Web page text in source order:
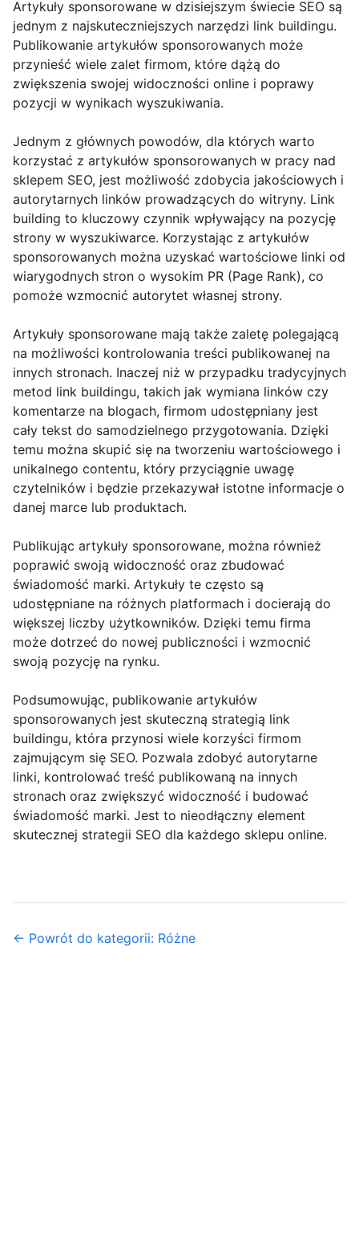
Artykuły sponsorowane w dzisiejszym świecie SEO są
jednym z najskuteczniejszych narzędzi link buildingu.
Publikowanie artykułów sponsorowanych może
przynieść wiele zalet firmom, które dążą do
zwiększenia swojej widoczności online i poprawy
pozycji w wynikach wyszukiwania.
Jednym z głównych powodów, dla których warto
korzystać z artykułów sponsorowanych w pracy nad
sklepem SEO, jest możliwość zdobycia jakościowych i
autorytarnych linków prowadzących do witryny. Link
building to kluczowy czynnik wpływający na pozycję
strony w wyszukiwarce. Korzystając z artykułów
sponsorowanych można uzyskać wartościowe linki od
wiarygodnych stron o wysokim PR (Page Rank), co
pomoże wzmocnić autorytet własnej strony.
Artykuły sponsorowane mają także zaletę polegającą
na możliwości kontrolowania treści publikowanej na
innych stronach. Inaczej niż w przypadku tradycyjnych
metod link buildingu, takich jak wymiana linków czy
komentarze na blogach, firmom udostępniany jest
cały tekst do samodzielnego przygotowania. Dzięki
temu można skupić się na tworzeniu wartościowego i
unikalnego contentu, który przyciągnie uwagę
czytelników i będzie przekazywał istotne informacje o
danej marce lub produktach.
Publikując artykuły sponsorowane, można również
poprawić swoją widoczność oraz zbudować
świadomość marki. Artykuły te często są
udostępniane na różnych platformach i docierają do
większej liczby użytkowników. Dzięki temu firma
może dotrzeć do nowej publiczności i wzmocnić
swoją pozycję na rynku.
Podsumowując, publikowanie artykułów
sponsorowanych jest skuteczną strategią link
buildingu, która przynosi wiele korzyści firmom
zajmującym się SEO. Pozwala zdobyć autorytarne
linki, kontrolować treść publikowaną na innych
stronach oraz zwiększyć widoczność i budować
świadomość marki. Jest to nieodłączny element
skutecznej strategii SEO dla każdego sklepu online.
← Powrót do kategorii: Różne